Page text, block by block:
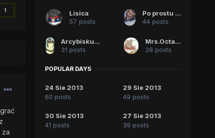
1
za
Lisica
57 posts
Po prostu Tomek
44 posts
Arcybiskup z Canterbury
31 posts
Mrs.Octavia
28 posts
POPULAR DAYS
24 Sie 2013
60 posts
29 Sie 2013
49 posts
30 Sie 2013
41 posts
27 Sie 2013
39 posts